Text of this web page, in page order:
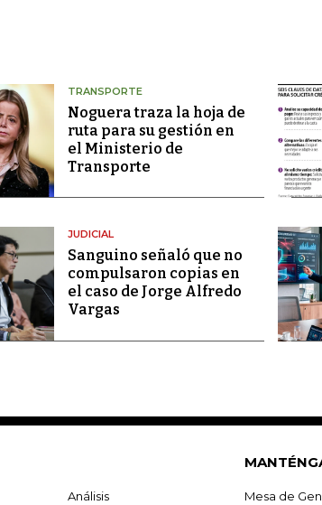
TRANSPORTE
Noguera traza la hoja de
ruta para su gestión en
el Ministerio de
Transporte
JUDICIAL
Sanguino señaló que no
compulsaron copias en
el caso de Jorge Alfredo
Vargas
Análisis
Mesa de